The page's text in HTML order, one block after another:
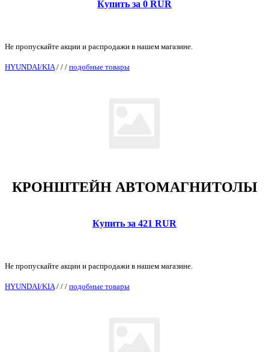
Купить за 0 RUR
Не пропускайте акции и распродажи в нашем магазине.
HYUNDAI/KIA / / / подобные товары
КРОНШТЕЙН АВТОМАГНИТОЛЫ
Купить за 421 RUR
Не пропускайте акции и распродажи в нашем магазине.
HYUNDAI/KIA/ / / подобные товары